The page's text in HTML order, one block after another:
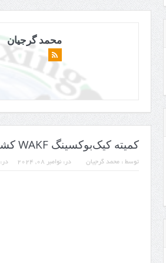
محمد گرجیان
کمیته کیک‌بوکسینگ WAKF کشور برگزار میکند آذرماه
توسط :محمد گرجیان در:نوامبر 08, 2024 در: